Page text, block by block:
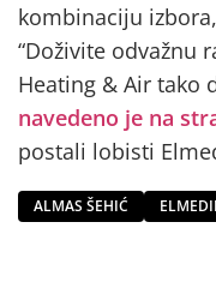
kombinaciju
“Doživite odvažnu
Heating & Air tako
navedeno je na
postali lobisti
ALMAS ŠEHIĆ